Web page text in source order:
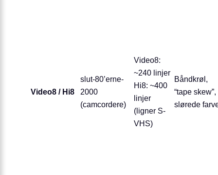
Video8 / Hi8
slut-80’erne-
2000
(camcordere)
Video8:
~240 linjer
Hi8: ~400
linjer
(ligner S-
VHS)
Båndkrøl,
“tape skew”,
slørede